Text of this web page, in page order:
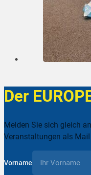
Der
Melden Sie sich gleich
Veranstaltungen als Mail
Vorname